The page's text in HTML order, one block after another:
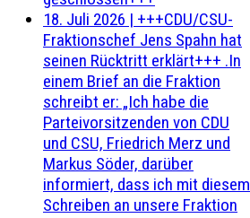
18. Juli 2026 | +++CDU/CSU-
Fraktionschef Jens Spahn hat
seinen Rücktritt erklärt+++ .In
einem Brief an die Fraktion
schreibt er: „Ich habe die
Parteivorsitzenden von CDU
und CSU, Friedrich Merz und
Markus Söder, darüber
informiert, dass ich mit diesem
Schreiben an unsere Fraktion